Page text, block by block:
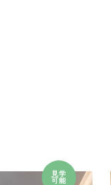
見学
可能